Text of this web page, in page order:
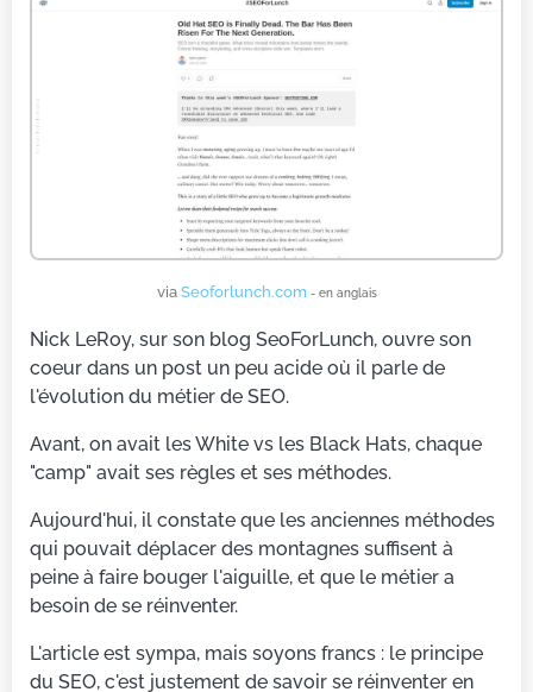
via Seoforlunch.com - en anglais
Nick LeRoy, sur son blog SeoForLunch, ouvre son
coeur dans un post un peu acide où il parle de
l'évolution du métier de SEO.
Avant, on avait les White vs les Black Hats, chaque
"camp" avait ses règles et ses méthodes.
Aujourd'hui, il constate que les anciennes méthodes
qui pouvait déplacer des montagnes suffisent à
peine à faire bouger l'aiguille, et que le métier a
besoin de se réinventer.
L'article est sympa, mais soyons francs : le principe
du SEO, c'est justement de savoir se réinventer en